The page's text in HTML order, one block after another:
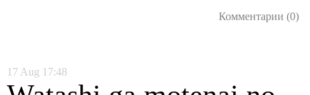
Комментарии (0)
17 Aug 17:48